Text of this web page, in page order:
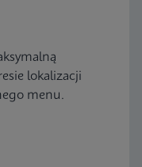
lokalizacji
menu.